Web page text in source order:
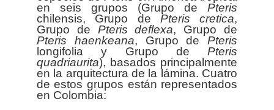
en seis grupos (Grupo dePteris
chilensis, Grupo de Pteris cretica,
Grupo de Pteris deflexa, Grupo de
Pteris haenkeana, Grupo dePteris
longifolia y Grupo dePteris
quadriaurita), basados principalmente
en la arquitectura de la lámina. Cuatro
de estos grupos están representados
en Colombia: